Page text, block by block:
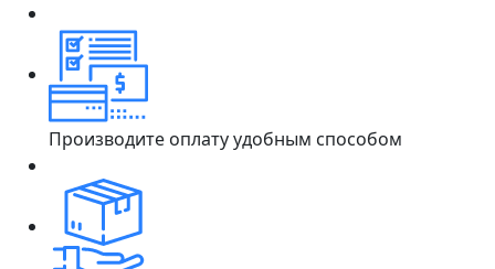
Производите оплату удобным способом